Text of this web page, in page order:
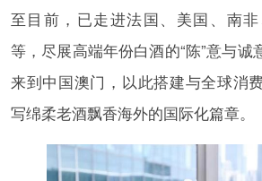
至目前，已走进法国、美国、南
等，尽展高端年份白酒的“陈”意与诚
来到中国澳门，以此搭建与全球消
写绵柔老酒飘香海外的国际化篇章。